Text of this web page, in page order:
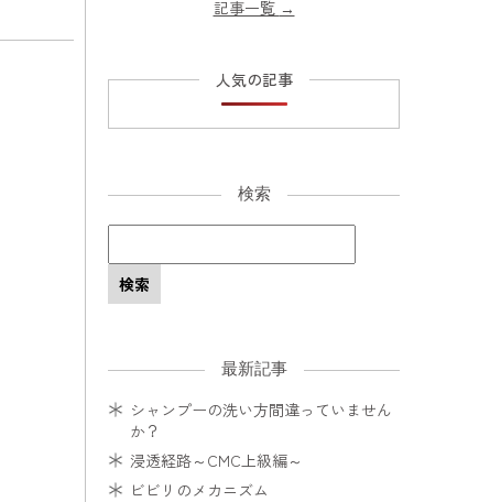
記事一覧 →
人気の記事
検索
最新記事
シャンプーの洗い方間違っていません
か？
浸透経路～CMC上級編～
ビビリのメカニズム